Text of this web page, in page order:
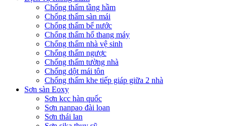
Chống thấm tầng hầm
Chống thấm sàn mái
Chống thấm bể nước
Chống thấm hố thang máy
Chống thấm nhà vệ sinh
Chống thấm ngược
Chống thấm tường nhà
Chống dột mái tôn
Chống thấm khe tiếp giáp giữa 2 nhà
Sơn sàn Eoxy
Sơn kcc hàn quốc
Sơn nanpao đài loan
Sơn thái lan